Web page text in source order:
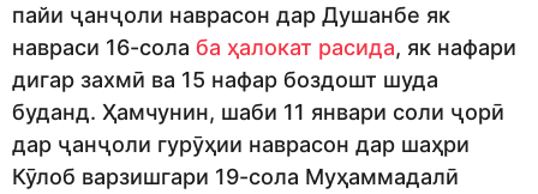
пайи ҷанҷоли наврасон дар Душанбе як
навраси 16-сола ба ҳалокат расида, як нафари
дигар захмӣ ва 15 нафар боздошт шуда
буданд. Ҳамчунин, шаби 11 январи соли ҷорӣ
дар ҷанҷоли гурӯҳии наврасон дар шаҳри
Кӯлоб варзишгари 19-сола Муҳаммадалӣ